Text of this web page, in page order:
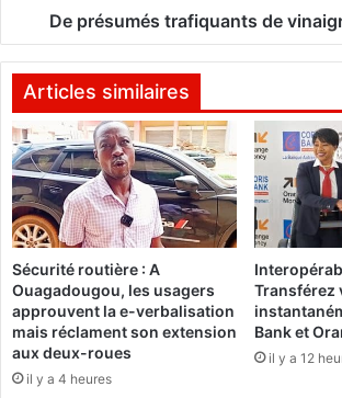
i
m
a
i
j
o
u
r
d
e
s
a
c
t
r
f
i
q
u
a
n
t
s
d
e
v
i
n
De présumés trafiquants de
Articles similaires
Sécurité routière : A
Ouagadougou, les usagers
approuvent la e-verbalisation
mais réclament son extension
aux deux-roues
il y a 4 heures
Transférez
Bank et
il y a 12